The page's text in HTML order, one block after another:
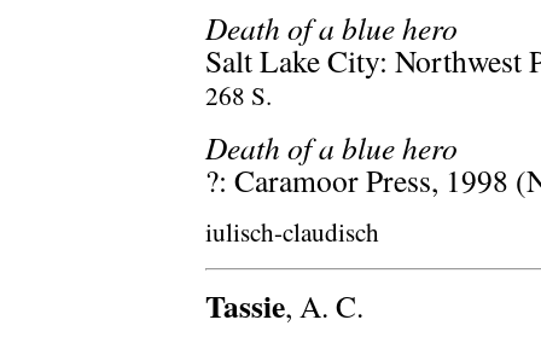
Death of a blue hero
Salt Lake City: Northwest
268 S.
Death of a blue hero
?: Caramoor Press, 1998
iulisch-claudisch
Tassie, A. C.